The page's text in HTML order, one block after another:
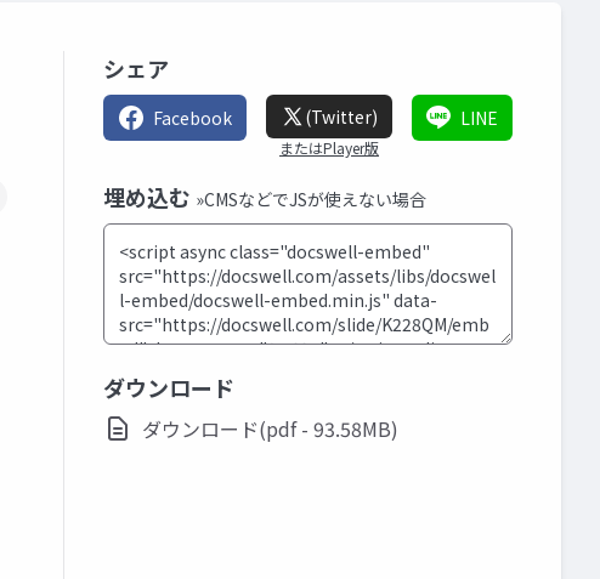
シェア
Facebook (Twitter)
またはPlayer版
LINE
埋め込む »CMSなどでJSが使えない場合
ダウンロード
ダウンロード(pdf - 93.58MB)